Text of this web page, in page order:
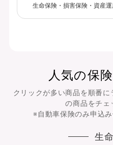
生命保険・損害保険・資産
人気の保
クリックが多い商品を順番
の商品をチェ
※自動車保険のみ申込
生